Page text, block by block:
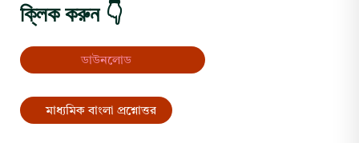
ক্লিক করুন 👇
ডাউনলোড
মাধ্যমিক বাংলা প্রশ্নোত্তর